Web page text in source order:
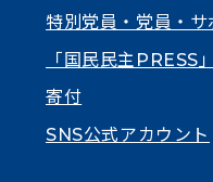
特別党員・党員・サ
「国民民主PRESS
寄付
SNS公式アカウント